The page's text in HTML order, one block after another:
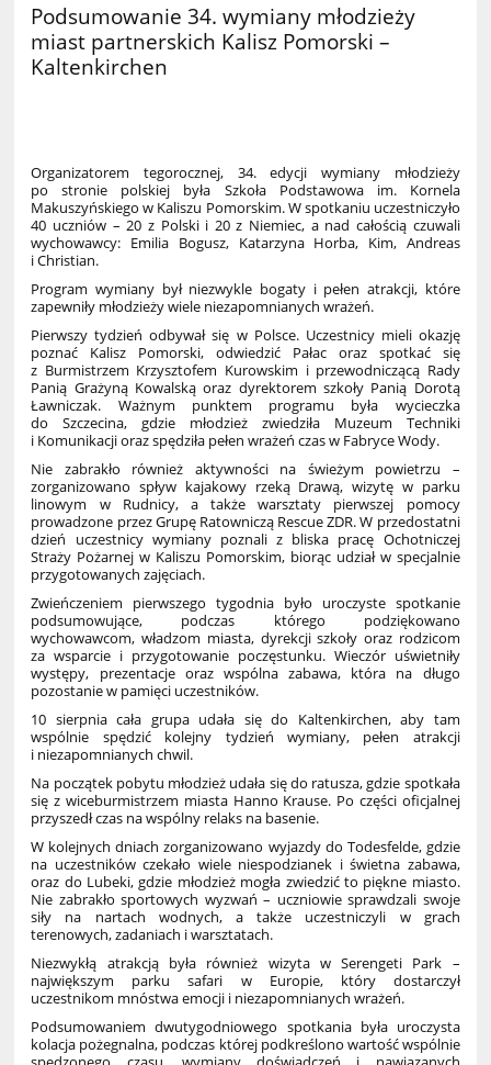
Podsumowanie 34. wymiany młodzieży
miast partnerskich Kalisz Pomorski –
Kaltenkirchen
Organizatorem tegorocznej, 34. edycji wymiany młodzieży
po stronie polskiej była Szkoła Podstawowa im. Kornela
Makuszyńskiego w Kaliszu Pomorskim. W spotkaniu uczestniczyło
40 uczniów – 20 z Polski i 20 z Niemiec, a nad całością czuwali
wychowawcy: Emilia Bogusz, Katarzyna Horba, Kim, Andreas
i Christian.
Program wymiany był niezwykle bogaty i pełen atrakcji, które
zapewniły młodzieży wiele niezapomnianych wrażeń.
Pierwszy tydzień odbywał się w Polsce. Uczestnicy mieli okazję
poznać Kalisz Pomorski, odwiedzić Pałac oraz spotkać się
z Burmistrzem Krzysztofem Kurowskim i przewodniczącą Rady
Panią Grażyną Kowalską oraz dyrektorem szkoły Panią Dorotą
Ławniczak. Ważnym punktem programu była wycieczka
do Szczecina, gdzie młodzież zwiedziła Muzeum Techniki
i Komunikacji oraz spędziła pełen wrażeń czas w Fabryce Wody.
Nie zabrakło również aktywności na świeżym powietrzu –
zorganizowano spływ kajakowy rzeką Drawą, wizytę w parku
linowym w Rudnicy, a także warsztaty pierwszej pomocy
prowadzone przez Grupę Ratowniczą Rescue ZDR. W przedostatni
dzień uczestnicy wymiany poznali z bliska pracę Ochotniczej
Straży Pożarnej w Kaliszu Pomorskim, biorąc udział w specjalnie
przygotowanych zajęciach.
Zwieńczeniem pierwszego tygodnia było uroczyste spotkanie
podsumowujące, podczas którego podziękowano
wychowawcom, władzom miasta, dyrekcji szkoły oraz rodzicom
za wsparcie i przygotowanie poczęstunku. Wieczór uświetniły
występy, prezentacje oraz wspólna zabawa, która na długo
pozostanie w pamięci uczestników.
10 sierpnia cała grupa udała się do Kaltenkirchen, aby tam
wspólnie spędzić kolejny tydzień wymiany, pełen atrakcji
i niezapomnianych chwil.
Na początek pobytu młodzież udała się do ratusza, gdzie spotkała
się z wiceburmistrzem miasta Hanno Krause. Po części oficjalnej
przyszedł czas na wspólny relaks na basenie.
W kolejnych dniach zorganizowano wyjazdy do Todesfelde, gdzie
na uczestników czekało wiele niespodzianek i świetna zabawa,
oraz do Lubeki, gdzie młodzież mogła zwiedzić to piękne miasto.
Nie zabrakło sportowych wyzwań – uczniowie sprawdzali swoje
siły na nartach wodnych, a także uczestniczyli w grach
terenowych, zadaniach i warsztatach.
Niezwykłą atrakcją była również wizyta w Serengeti Park –
największym parku safari w Europie, który dostarczył
uczestnikom mnóstwa emocji i niezapomnianych wrażeń.
Podsumowaniem dwutygodniowego spotkania była uroczysta
kolacja pożegnalna, podczas której podkreślono wartość wspólnie